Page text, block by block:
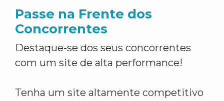
Passe na Frente dos
Concorrentes
Destaque-se dos seus concorrentes
com um site de alta performance!
Tenha um site altamente competitivo